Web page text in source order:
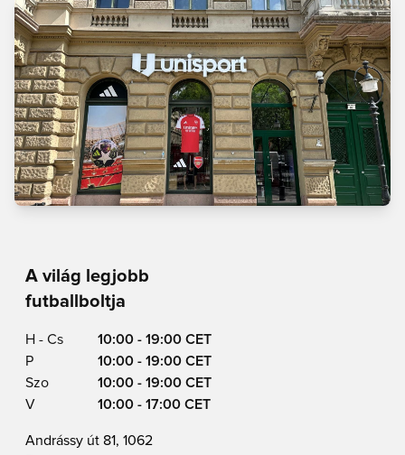
A világ legjobb
futballboltja
H - Cs
10:00 - 19:00 CET
P
10:00 - 19:00 CET
Szo
10:00 - 19:00 CET
V
10:00 - 17:00 CET
Andrássy út 81, 1062